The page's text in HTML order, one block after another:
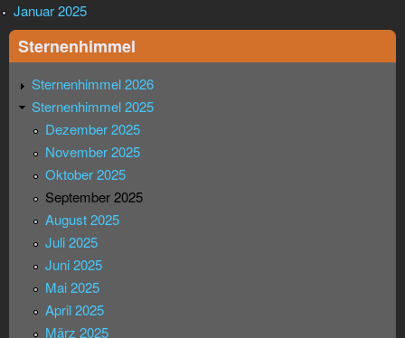
Januar 2025
Sternenhimmel
Sternenhimmel 2026
Sternenhimmel 2025
Dezember 2025
November 2025
Oktober 2025
September 2025
August 2025
Juli 2025
Juni 2025
Mai 2025
April 2025
März 2025